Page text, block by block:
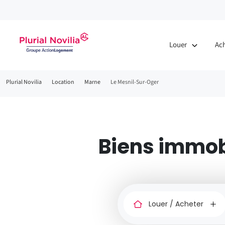
Louer
Fil
Plurial Novilia Location Marne Le Mesnil-Sur-Oger
Biens
ou
de
chat